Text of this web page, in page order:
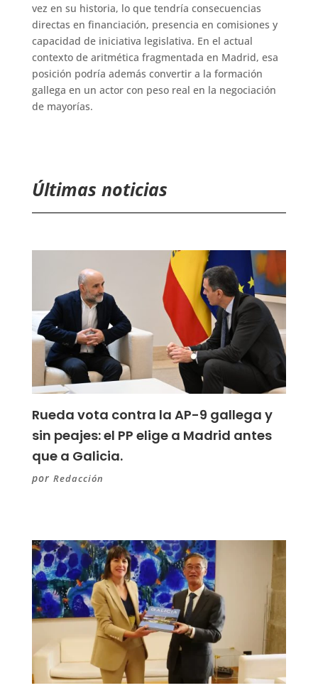
vez en su historia, lo que tendría consecuencias
directas en financiación, presencia en comisiones y
capacidad de iniciativa legislativa. En el actual
contexto de aritmética fragmentada en Madrid, esa
posición podría además convertir a la formación
gallega en un actor con peso real en la negociación
de mayorías.
Últimas noticias
Rueda vota contra la AP-9 gallega y
sin peajes: el PP elige a Madrid antes
que a Galicia.
por Redacción